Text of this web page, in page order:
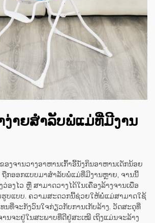
ງ່າຍສໍາລັບພໍ່ແມ່ທີ່ມີງານ
ງຈານວາງອາຫານເກົ້າອີ້ນັ່ງກິນອາຫານເດັກນ້ອຍ
ກອອກແບບມາສຳລັບພໍ່ແມ່ທີ່ມີງານຫຼາຍ, ຈານນີ້
ອງໄວ ຫຼື ສາມາດວາງໄດ້ໃນເຄື່ອງລ້າງຈານເພື່ອ
ຮູບແບບ. ຄວາມສະດວກນີ້ຊ່ວຍໃຫ້ພໍ່ແມ່ສາມາດໃຊ້
ນທີ່ຈະກັງວົນໃຈກ່ຽວກັບການເກັບລ້າງ. ວັດສະດຸທີ່
ນຈະຢູ່ໃນສະພາບທີ່ດີຢູ່ສະເໝີ ເຖິງແມ່ນຈະລ້າງ